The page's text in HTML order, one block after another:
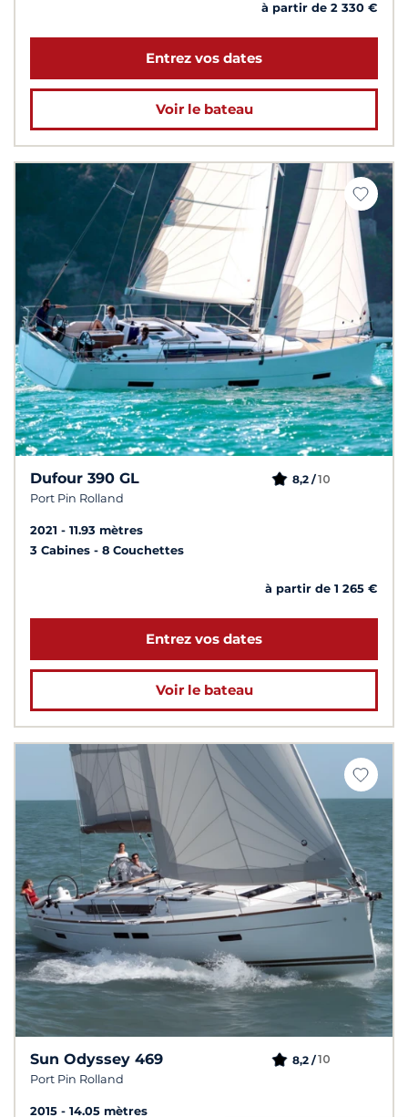
à partir de 2 330 €
Entrez vos dates
Voir le bateau
Dufour 390 GL
Port Pin Rolland
8,2 /10
2021
11.93 mètres
3 Cabines
8 Couchettes
à partir de 1 265 €
Entrez vos dates
Voir le bateau
Sun Odyssey 469
Port Pin Rolland
8,2 /10
2015 14.05 mètres